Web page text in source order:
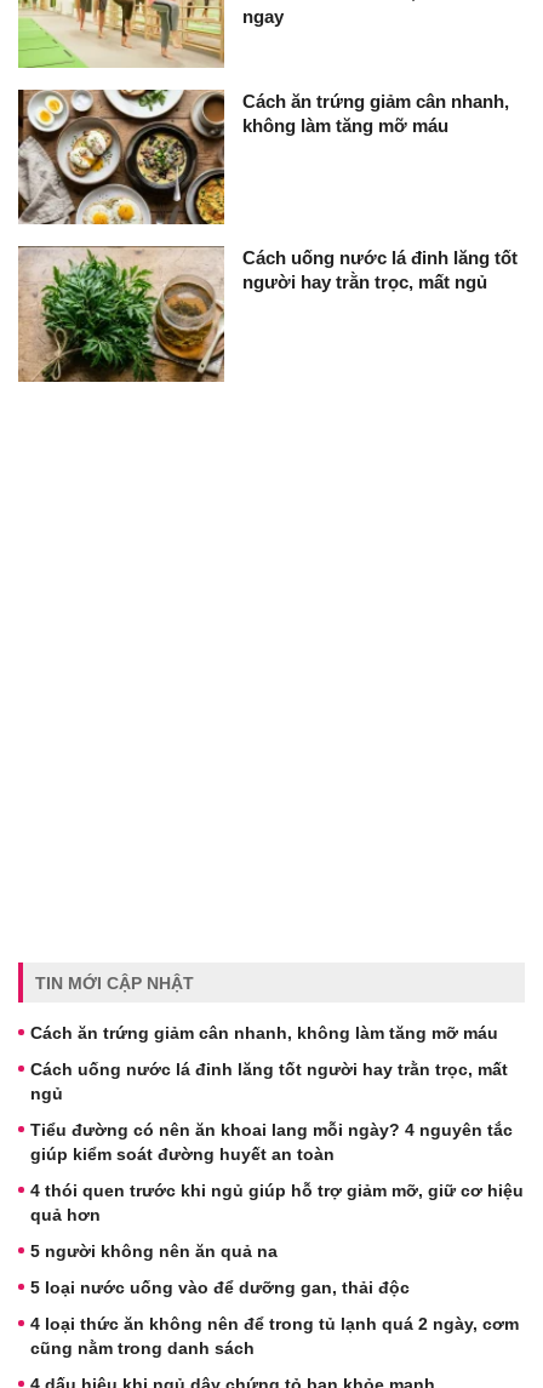
ngay
Cách ăn trứng giảm cân nhanh,
không làm tăng mỡ máu
Cách uống nước lá đinh lăng tốt
người hay trằn trọc, mất ngủ
TIN MỚI CẬP NHẬT
Cách ăn trứng giảm cân nhanh, không làm tăng mỡ máu
Cách uống nước lá đinh lăng tốt người hay trằn trọc, mất
ngủ
Tiểu đường có nên ăn khoai lang mỗi ngày? 4 nguyên tắc
giúp kiểm soát đường huyết an toàn
4 thói quen trước khi ngủ giúp hỗ trợ giảm mỡ, giữ cơ hiệu
quả hơn
5 người không nên ăn quả na
5 loại nước uống vào để dưỡng gan, thải độc
4 loại thức ăn không nên để trong tủ lạnh quá 2 ngày, cơm
cũng nằm trong danh sách